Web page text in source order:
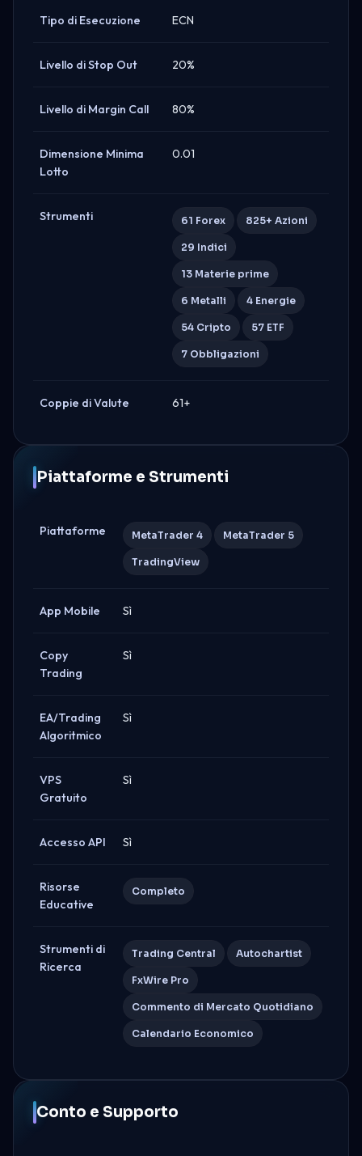
Tipo di Esecuzione ECN
Livello di Stop Out 20%
Livello di Margin Call 80%
Dimensione Minima
Lotto
0.01
Strumenti 61 Forex 825+ Azioni
29 Indici
13 Materie prime
6 Metalli 4 Energie
54 Cripto 57 ETF
7 Obbligazioni
Coppie di Valute 61+
Piattaforme e Strumenti
Piattaforme MetaTrader 4 MetaTrader 5
TradingView
App Mobile Sì
Copy
Trading
Sì
EA/Trading
Algoritmico
Sì
VPS
Gratuito
Sì
Accesso API Sì
Risorse
Educative
Completo
Strumenti di
Ricerca
Trading Central Autochartist
FxWire Pro
Commento di Mercato Quotidiano
Calendario Economico
Conto e Supporto